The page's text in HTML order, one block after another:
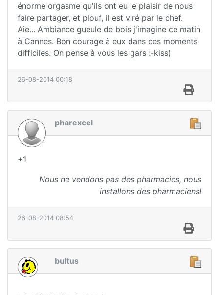
énorme orgasme qu'ils ont eu le plaisir de nous
faire partager, et plouf, il est viré par le chef.
Aie... Ambiance gueule de bois j'imagine ce matin
à Cannes. Bon courage à eux dans ces moments
difficiles. On pense à vous les gars :-kiss)
26-08-2014 00:18
pharexcel
+1
Nous ne vendons pas des pharmacies, nous
installons des pharmaciens!
26-08-2014 08:54
bultus